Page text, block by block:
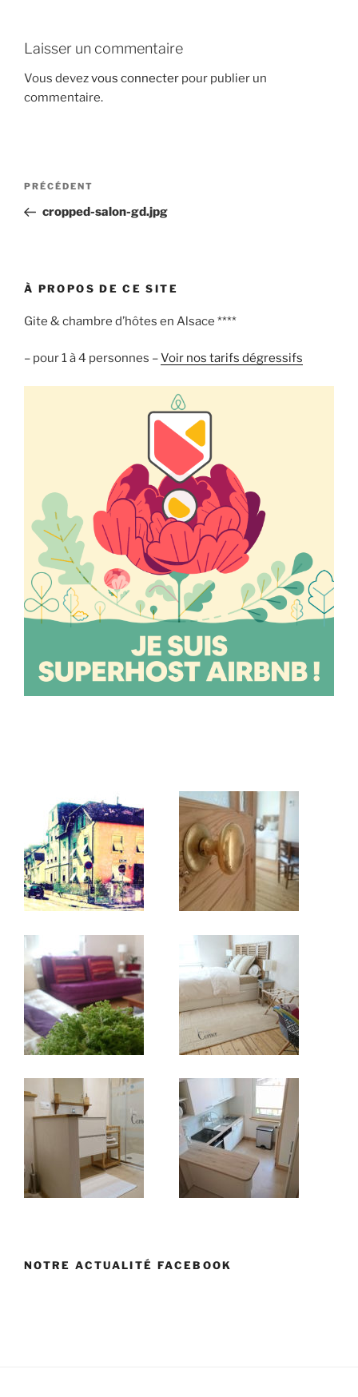
Laisser un commentaire
Vous devezvous connecter pour publier un
commentaire.
Navigation
l’article
Article
précédent
PRÉCÉDENT
cropped-salon-gd.jpg
À PROPOS DE CE SITE
Gite & chambre d’hôtes en Alsace ****
– pour 1 à 4 personnes –Voir nos tarifs dégressifs
NOTRE ACTUALITÉ FACEBOOK